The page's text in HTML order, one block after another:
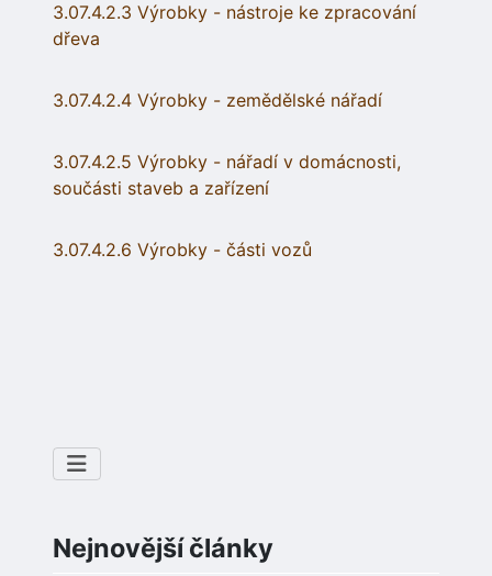
3.07.4.2.3 Výrobky - nástroje ke zpracování
dřeva
3.07.4.2.4 Výrobky - zemědělské nářadí
3.07.4.2.5 Výrobky - nářadí v domácnosti,
součásti staveb a zařízení
3.07.4.2.6 Výrobky - části vozů
Nejnovější články